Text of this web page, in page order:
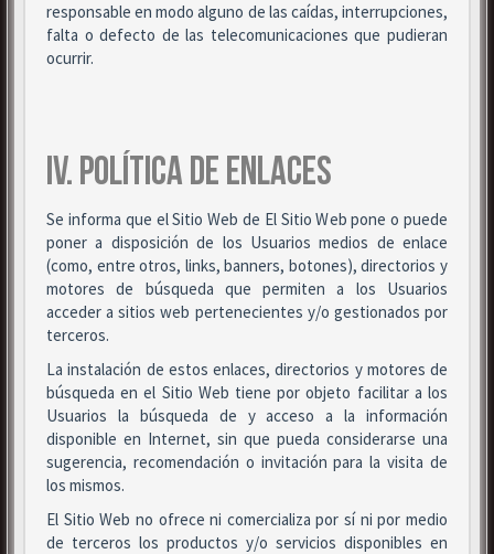
responsable en modo alguno de las caídas, interrupciones,
falta o defecto de las telecomunicaciones que pudieran
ocurrir.
IV. POLÍTICA DE ENLACES
Se informa que el Sitio Web de El Sitio Web pone o puede
poner a disposición de los Usuarios medios de enlace
(como, entre otros, links, banners, botones), directorios y
motores de búsqueda que permiten a los Usuarios
acceder a sitios web pertenecientes y/o gestionados por
terceros.
La instalación de estos enlaces, directorios y motores de
búsqueda en el Sitio Web tiene por objeto facilitar a los
Usuarios la búsqueda de y acceso a la información
disponible en Internet, sin que pueda considerarse una
sugerencia, recomendación o invitación para la visita de
los mismos.
El Sitio Web no ofrece ni comercializa por sí ni por medio
de terceros los productos y/o servicios disponibles en